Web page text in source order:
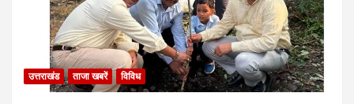
उत्तराखंड ताजा खबरें विविध